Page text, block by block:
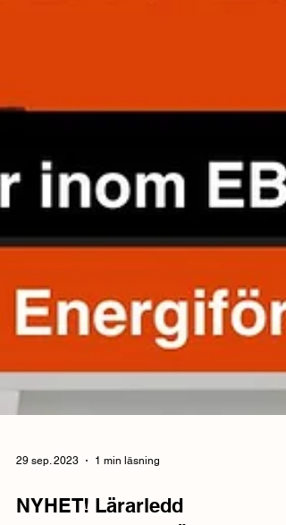
29 sep. 2023 1 min läsning